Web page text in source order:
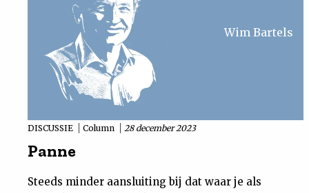
Wim Bartels
DISCUSSIE Column 28 december 2023
Panne
Steeds minder aansluiting bij dat waar je als